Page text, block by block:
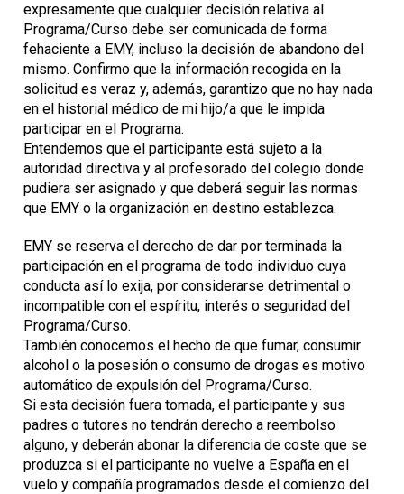
expresamente que cualquier decisión relativa al
Programa/Curso debe ser comunicada de forma
fehaciente a EMY, incluso la decisión de abandono del
mismo. Confirmo que la información recogida en la
solicitud es veraz y, además, garantizo que no hay nada
en el historial médico de mi hijo/a que le impida
participar en el Programa.
Entendemos que el participante está sujeto a la
autoridad directiva y al profesorado del colegio donde
pudiera ser asignado y que deberá seguir las normas
que EMY o la organización en destino establezca.
EMY se reserva el derecho de dar por terminada la
participación en el programa de todo individuo cuya
conducta así lo exija, por considerarse detrimental o
incompatible con el espíritu, interés o seguridad del
Programa/Curso.
También conocemos el hecho de que fumar, consumir
alcohol o la posesión o consumo de drogas es motivo
automático de expulsión del Programa/Curso.
Si esta decisión fuera tomada, el participante y sus
padres o tutores no tendrán derecho a reembolso
alguno, y deberán abonar la diferencia de coste que se
produzca si el participante no vuelve a España en el
vuelo y compañía programados desde el comienzo del